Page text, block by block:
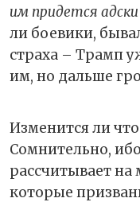
им придется
ли боевики,
страха – Трамп
им, но дальше
Изменится ли
Сомнительно,
рассчитывает
которые